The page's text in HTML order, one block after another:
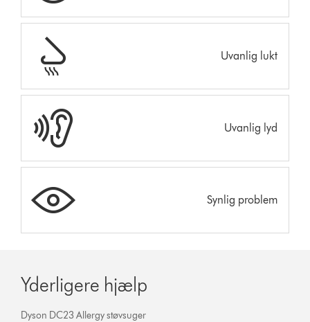
Uvanlig lukt
Uvanlig lyd
Synlig problem
Yderligere hjælp
Dyson DC23 Allergy støvsuger